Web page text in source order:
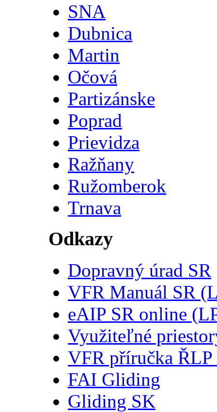
SNA
Dubnica
Martin
Očová
Partizánske
Poprad
Prievidza
Ražňany
Ružomberok
Trnava
Odkazy
Dopravný úrad SR
VFR Manuál SR
eAIP SR online
Využiteľné
VFR příručka ŘLP
FAI Gliding
Gliding SK